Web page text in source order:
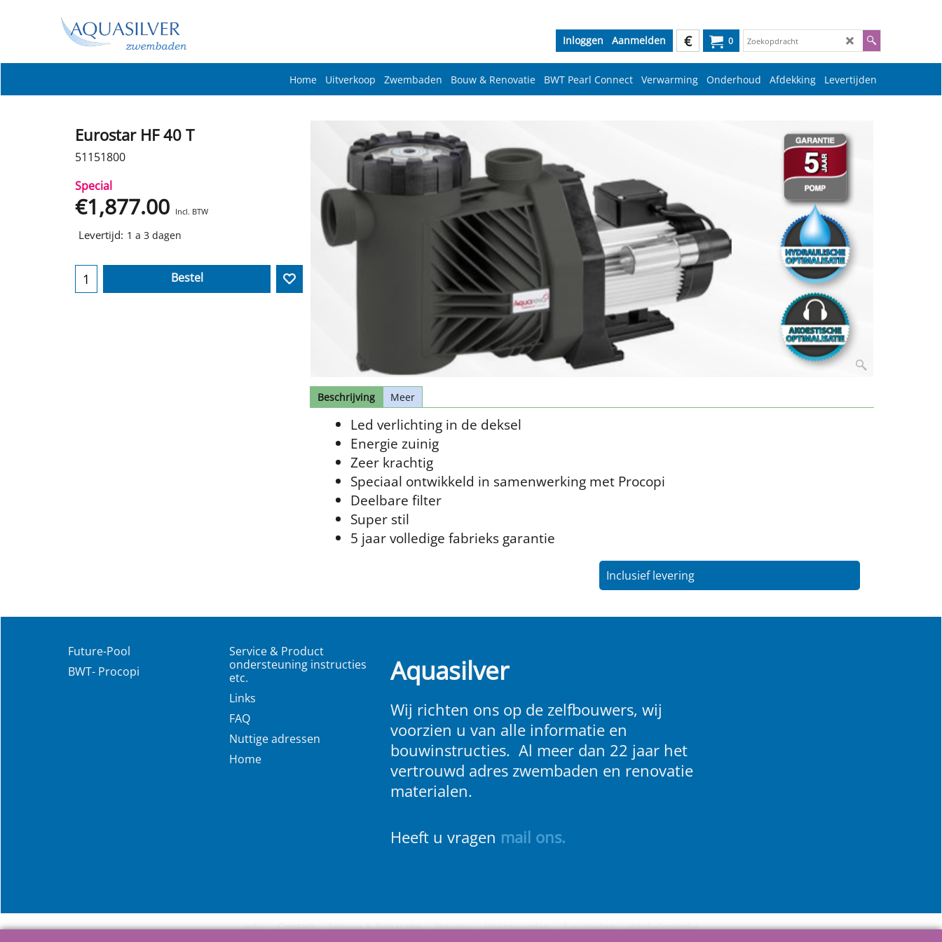
0
€
Inloggen Aanmelden
Home Uitverkoop Zwembaden Bouw & Renovatie BWT Pearl Connect Verwarming Onderhoud Afdekking Levertijden
Eurostar HF 40 T
51151800
Special
€1,877.00 Incl. BTW
Levertijd: 1 a 3 dagen
Bestel
Beschrijving Meer
Led verlichting in de deksel
Energie zuinig
Zeer krachtig
Speciaal ontwikkeld in samenwerking met Procopi
Deelbare filter
Super stil
5 jaar volledige fabrieks garantie
Inclusief levering
Future-Pool
BWT- Procopi
Service & Product
ondersteuning instructies
etc.
Links
FAQ
Nuttige adressen
Home
Aquasilver
Wij richten ons op de zelfbouwers, wij
voorzien u van alle informatie en
bouwinstructies. Al meer dan 22 jaar het
vertrouwd adres zwembaden en renovatie
materialen.
Heeft u vragen mail ons.
Info Contact Service & Reparatie Privacy Voorwaarden Favorieten Winkelmandje